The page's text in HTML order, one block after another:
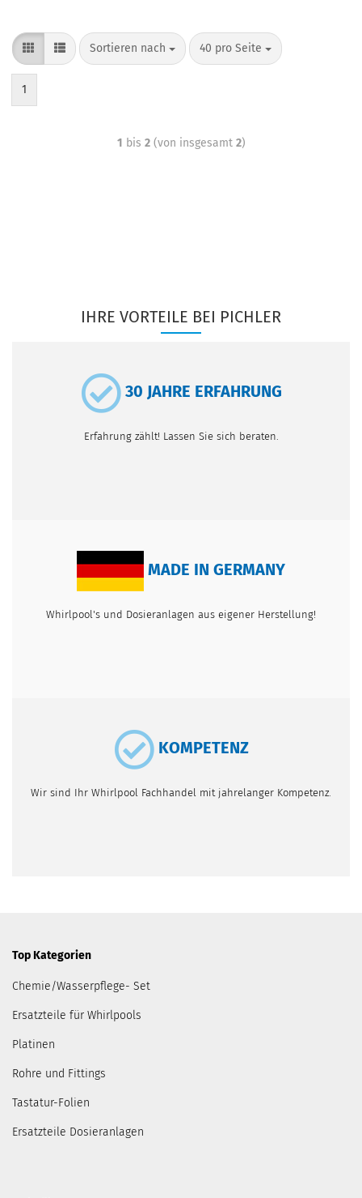
Sortieren nach 40 pro Seite
1
1 bis 2(von insgesamt 2)
IHRE VORTEILE BEI PICHLER
30 JAHRE ERFAHRUNG
Erfahrung zählt! Lassen Sie sich beraten.
MADE IN GERMANY
Whirlpool's und Dosieranlagen aus eigener Herstellung!
KOMPETENZ
Wir sind Ihr Whirlpool Fachhandel mit jahrelanger Kompetenz.
Top Kategorien
Chemie/Wasserpflege- Set
Ersatzteile für Whirlpools
Platinen
Rohre und Fittings
Tastatur-Folien
Ersatzteile Dosieranlagen